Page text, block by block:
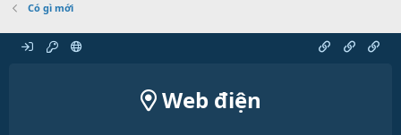
Có gì mới
Web điện